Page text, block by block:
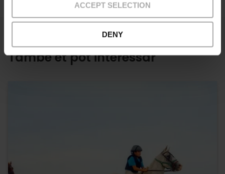
ACCEPT SELECTION
DENY
També et pot interessar